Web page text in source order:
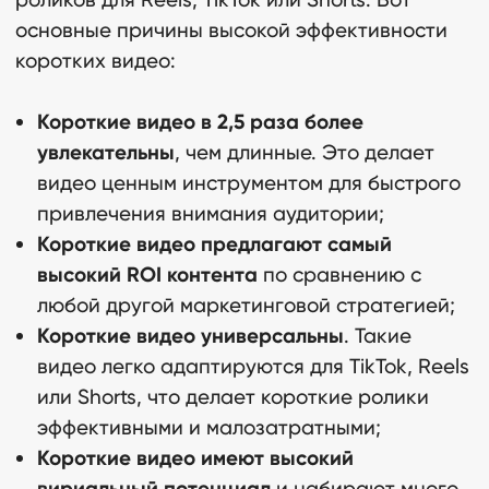
основные причины высокой эффективности
коротких видео:
Короткие видео в 2,5 раза более
увлекательны, чем длинные. Это делает
видео ценным инструментом для быстрого
привлечения внимания аудитории;
Короткие видео предлагают самый
высокий ROI контента по сравнению с
любой другой маркетинговой стратегией;
Короткие видео универсальны. Такие
видео легко адаптируются для TikTok, Reels
или Shorts, что делает короткие ролики
эффективными и малозатратными;
Короткие видео имеют высокий